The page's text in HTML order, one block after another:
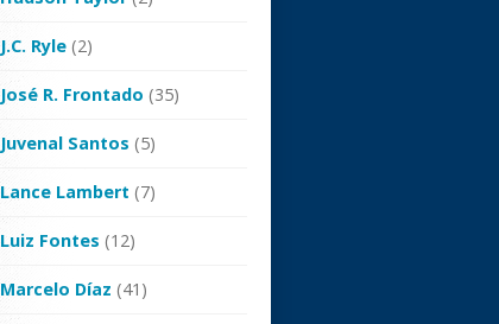
J.C. Ryle (2)
José R. Frontado (35)
Juvenal Santos (5)
Lance Lambert (7)
Luiz Fontes (12)
Marcelo Díaz (41)